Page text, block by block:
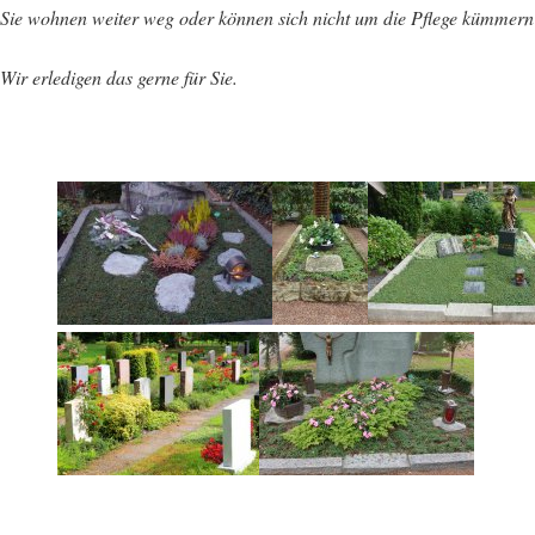
Sie wohnen weiter weg oder können sich nicht um die Pflege
Wir erledigen das gerne für Sie.